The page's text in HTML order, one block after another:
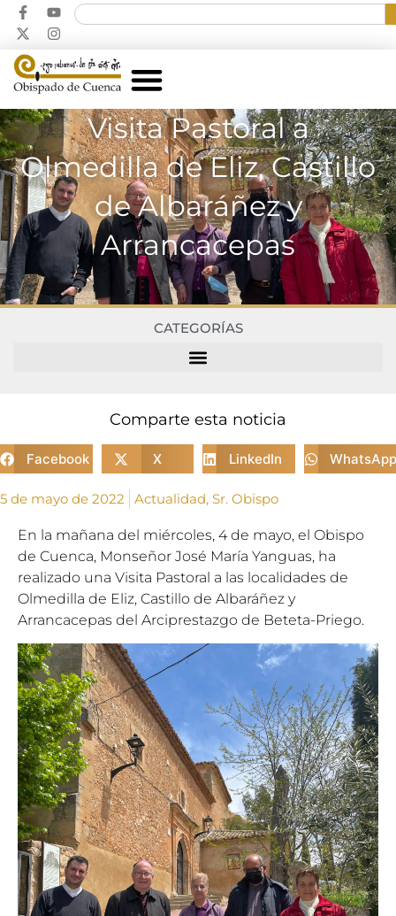
Visita Pastoral a
Olmedilla de Eliz, Castillo
de Albaráñez y
Arrancacepas
CATEGORÍAS
Comparte esta noticia
Facebook X LinkedIn WhatsApp
5 de mayo de 2022 Actualidad, Sr. Obispo
En la mañana del miércoles, 4 de mayo, el Obispo
de Cuenca, Monseñor José María Yanguas, ha
realizado una Visita Pastoral a las localidades de
Olmedilla de Eliz, Castillo de Albaráñez y
Arrancacepas del Arciprestazgo de Beteta-Priego.